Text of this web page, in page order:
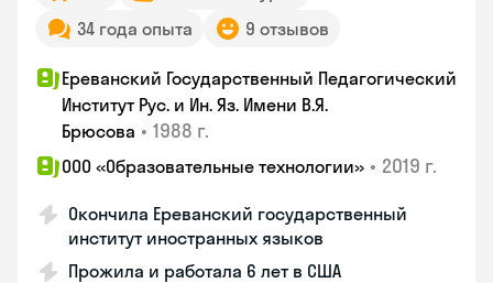
34 года опыта
9 отзывов
Ереванский Государственный Педагогический
Институт Рус. и Ин. Яз. Имени В.Я.
Брюсова • 1988 г.
ООО «Образовательные технологии» • 2019 г.
Окончила Ереванский государственный
институт иностранных языков
Прожила и работала 6 лет в США